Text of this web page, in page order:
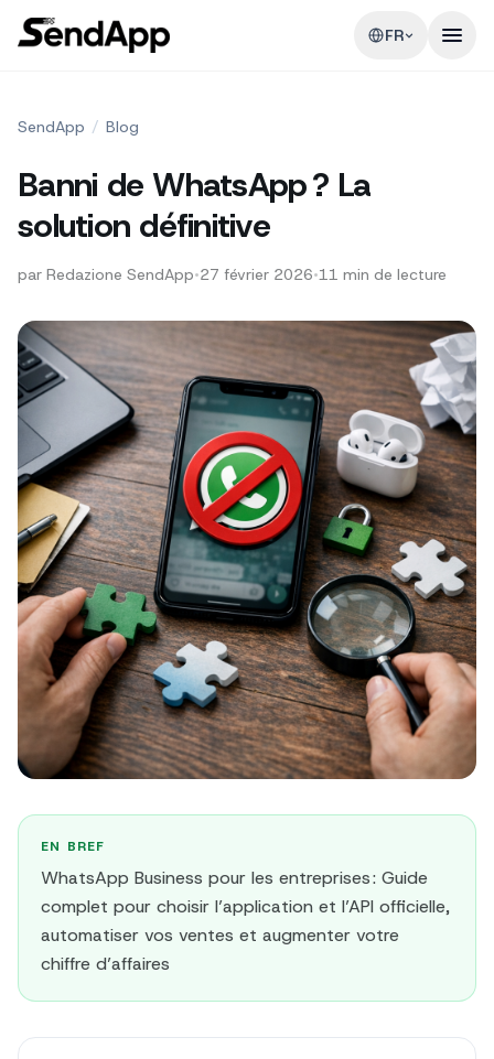
FR
SendApp / Blog
Banni de WhatsApp ? La
solution définitive
par Redazione SendApp•27 février 2026•11 min de lecture
EN BREF
WhatsApp Business pour les entreprises : Guide
complet pour choisir l’application et l’API officielle,
automatiser vos ventes et augmenter votre
chiffre d’affaires